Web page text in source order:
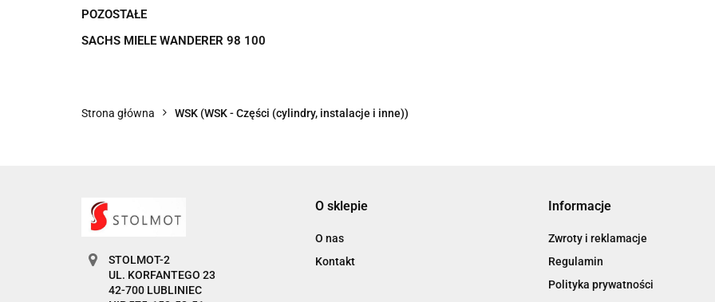
POZOSTAŁE
SACHS MIELE WANDERER 98 100
Strona główna WSK (WSK - Części (cylindry, instalacje i inne))
STOLMOT-2
UL. KORFANTEGO 23
42-700 LUBLINIEC
O sklepie
O nas
Kontakt
Informacje
Zwroty i reklamacje
Regulamin
Polityka prywatności